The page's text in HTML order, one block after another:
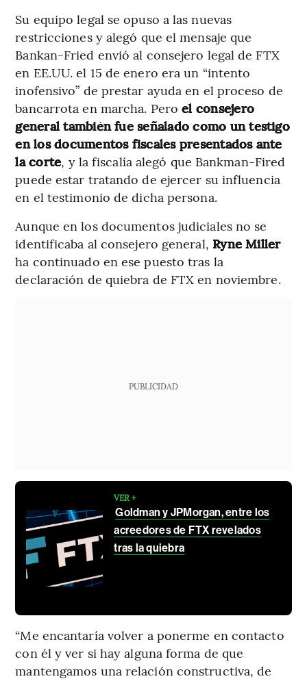
Su equipo legal se opuso a las nuevas
restricciones y alegó que el mensaje que
Bankan-Fried envió al consejero legal de FTX
en EE.UU. el 15 de enero era un “intento
inofensivo” de prestar ayuda en el proceso de
bancarrota en marcha. Pero el consejero
general también fue señalado como un testigo
en los documentos fiscales presentados ante
la corte, y la fiscalía alegó que Bankman-Fired
puede estar tratando de ejercer su influencia
en el testimonio de dicha persona.
Aunque en los documentos judiciales no se
identificaba al consejero general, Ryne Miller
ha continuado en ese puesto tras la
declaración de quiebra de FTX en noviembre.
PUBLICIDAD
VER +
Goldman y JPMorgan, entre los
acreedores de FTX revelados
tras la quiebra
“Me encantaría volver a ponerme en contacto
con él y ver si hay alguna forma de que
mantengamos una relación constructiva, de